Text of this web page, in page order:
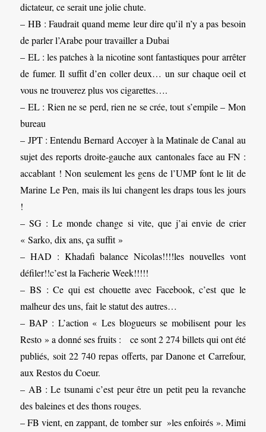
dictateur, ce serait une jolie chute.
– HB : Faudrait quand meme leur dire qu’il n’y a pas besoin
de parler l’Arabe pour travailler a Dubai
– EL : les patches à la nicotine sont fantastiques pour arrêter
de fumer. Il suffit d’en coller deux… un sur chaque oeil et
vous ne trouverez plus vos cigarettes….
– EL : Rien ne se perd, rien ne se crée, tout s’empile – Mon
bureau
– JPT : Entendu Bernard Accoyer à la Matinale de Canal au
sujet des reports droite-gauche aux cantonales face au FN :
accablant ! Non seulement les gens de l’UMP font le lit de
Marine Le Pen, mais ils lui changent les draps tous les jours
!
– SG : Le monde change si vite, que j’ai envie de crier
« Sarko, dix ans, ça suffit »
– HAD : Khadafi balance Nicolas!!!!les nouvelles vont
défiler!!c’est la Facherie Week!!!!!
– BS : Ce qui est chouette avec Facebook, c’est que le
malheur des uns, fait le statut des autres…
– BAP : L’action « Les blogueurs se mobilisent pour les
Resto » a donné ses fruits : ce sont 2 274 billets qui ont été
publiés, soit 22 740 repas offerts, par Danone et Carrefour,
aux Restos du Coeur.
– AB : Le tsunami c’est peur être un petit peu la revanche
des baleines et des thons rouges.
– FB vient, en zappant, de tomber sur »les enfoirés ». Mimi